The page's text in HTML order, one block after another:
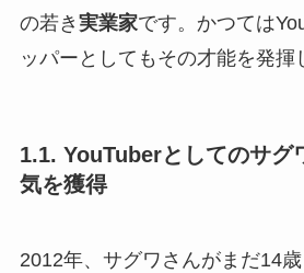
の若き 実業家です。かつては
ッパーとしてもその才能を発揮
1.1. YouTuberとしてのサグ
気を獲得
2012年、サグワさんがまだ14